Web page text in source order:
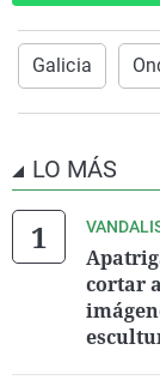
Galicia
LO MÁS
cortar